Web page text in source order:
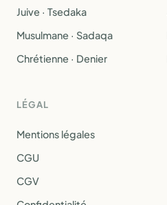
Juive · Tsedaka
Musulmane · Sadaqa
Chrétienne · Denier
LÉGAL
Mentions légales
CGU
CGV